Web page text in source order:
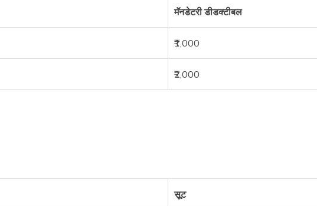
मॅनडेटरी डीडक्टीबल
₹1,000
₹2,000
सूट